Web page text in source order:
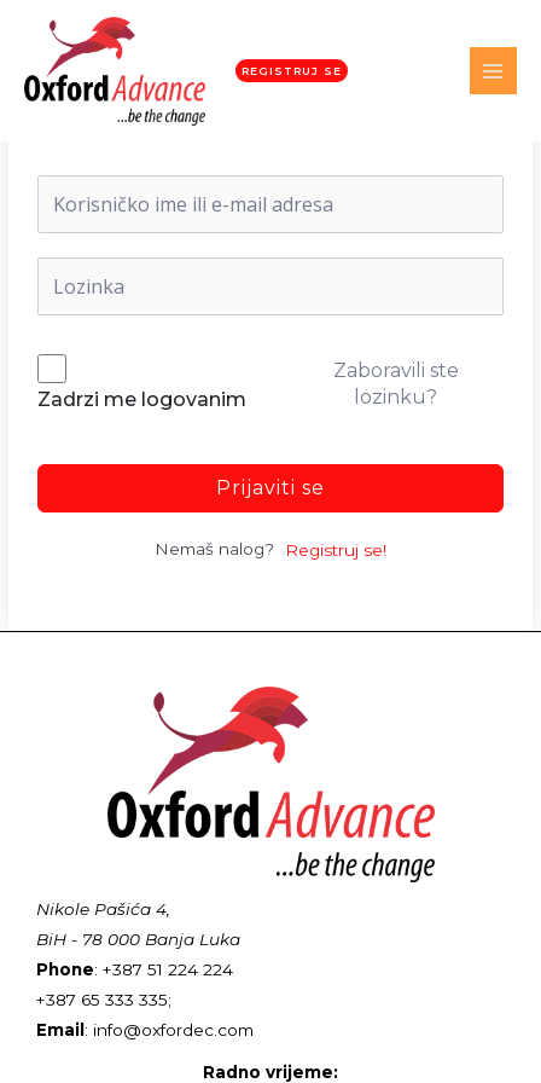
REGISTRUJ SE
Dobrodošli nazad!
Zadrzi me logovanim
Zaboravili ste
lozinku?
Prijaviti se
Nemaš nalog? Registruj se!
Nikole Pašića 4,
BiH - 78 000 Banja Luka
Phone: +387 51 224 224
+387 65 333 335;
Email: info@oxfordec.com
Radno vrijeme: